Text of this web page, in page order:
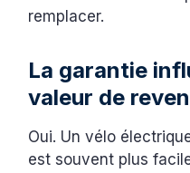
remplacer.
La garantie
valeur de
Oui. Un vélo
est souvent plus